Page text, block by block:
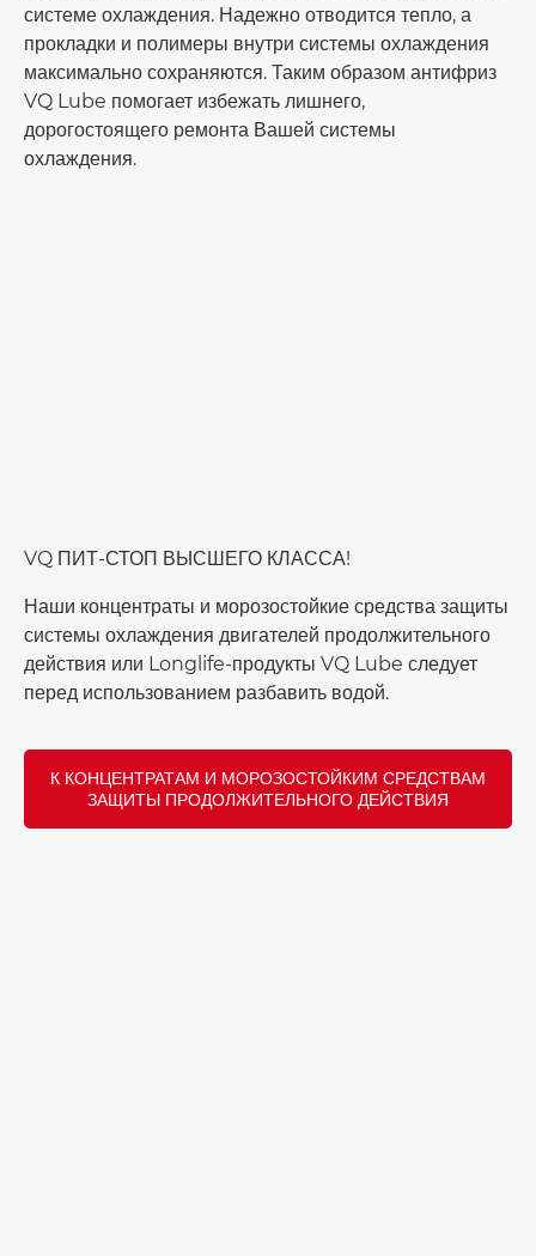
системе охлаждения. Надежно отводится тепло, а
прокладки и полимеры внутри системы охлаждения
максимально сохраняются. Таким образом антифриз
VQ Lube помогает избежать лишнего,
дорогостоящего ремонта Вашей системы
охлаждения.
VQ ПИТ-СТОП ВЫСШЕГО КЛАССА!
Наши концентраты и морозостойкие средства защиты
системы охлаждения двигателей продолжительного
действия или Longlife-продукты VQ Lube следует
перед использованием разбавить водой.
К КОНЦЕНТРАТАМ И МОРОЗОСТОЙКИМ СРЕДСТВАМ
ЗАЩИТЫ ПРОДОЛЖИТЕЛЬНОГО ДЕЙСТВИЯ